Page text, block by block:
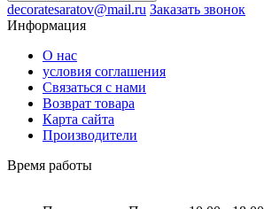
decoratesaratov@mail.ru Заказать звонок
Информация
О нас
условия соглашения
Связаться с нами
Возврат товара
Карта сайта
Производители
Время работы